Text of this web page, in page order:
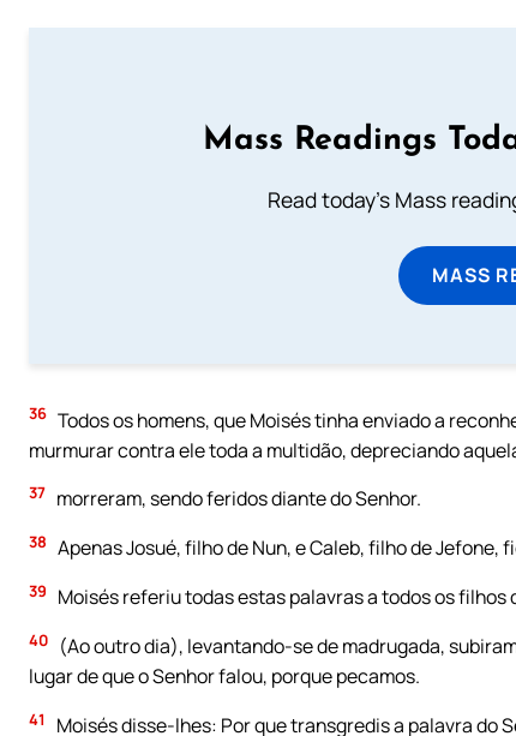
Mass Readings
Read today's Mass
MASS
36 Todos os homens, que Moisés tinha enviado a
murmurar contra ele toda a multidão, depreciando
37 morreram, sendo feridos diante do Senhor.
38 Apenas Josué, filho de Nun, e Caleb, filho de
39 Moisés referiu todas estas palavras a todos os filhos
40
(Ao outro dia), levantando-se de madrugada,
lugar de que o Senhor falou, porque pecamos.
41 Moisés disse-lhes: Por que transgredis a palavra do